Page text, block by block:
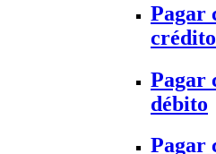
Pagar
crédito
Pagar
débito
Pagar